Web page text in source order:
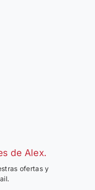
de Alex.
ofertas y